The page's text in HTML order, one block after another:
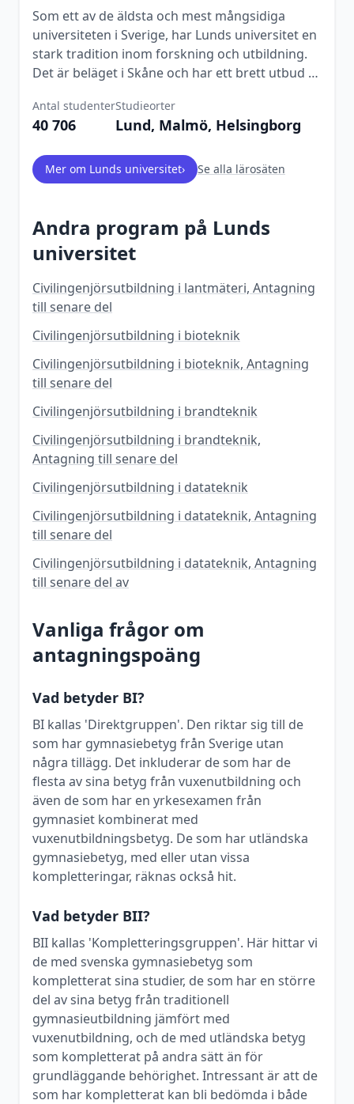
Som ett av de äldsta och mest mångsidiga
universiteten i Sverige, har Lunds universitet en
stark tradition inom forskning och utbildning.
Det är beläget i Skåne och har ett brett utbud av
discipliner.
Antal studenter
40 706
Studieorter
Lund, Malmö, Helsingborg
Mer om Lunds universitet› Se alla lärosäten
Andra program på Lunds
universitet
Civilingenjörsutbildning i lantmäteri, Antagning
till senare del
Civilingenjörsutbildning i bioteknik
Civilingenjörsutbildning i bioteknik, Antagning
till senare del
Civilingenjörsutbildning i brandteknik
Civilingenjörsutbildning i brandteknik,
Antagning till senare del
Civilingenjörsutbildning i datateknik
Civilingenjörsutbildning i datateknik, Antagning
till senare del
Civilingenjörsutbildning i datateknik, Antagning
till senare del av
Vanliga frågor om
antagningspoäng
Vad betyder BI?
BI kallas 'Direktgruppen'. Den riktar sig till de
som har gymnasiebetyg från Sverige utan
några tillägg. Det inkluderar de som har de
flesta av sina betyg från vuxenutbildning och
även de som har en yrkesexamen från
gymnasiet kombinerat med
vuxenutbildningsbetyg. De som har utländska
gymnasiebetyg, med eller utan vissa
kompletteringar, räknas också hit.
Vad betyder BII?
BII kallas 'Kompletteringsgruppen'. Här hittar vi
de med svenska gymnasiebetyg som
kompletterat sina studier, de som har en större
del av sina betyg från traditionell
gymnasieutbildning jämfört med
vuxenutbildning, och de med utländska betyg
som kompletterat på andra sätt än för
grundläggande behörighet. Intressant är att de
som har kompletterat kan bli bedömda i både